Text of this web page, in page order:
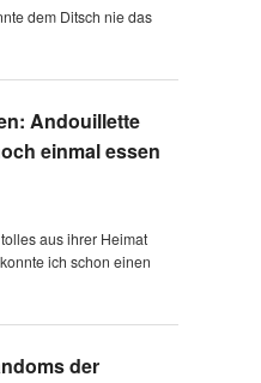
dem Ditsch nie das
Andouillette
einmal essen
aus ihrer Heimat
ich schon einen
der